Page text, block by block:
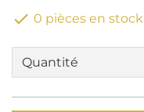
 0 pièces en stock